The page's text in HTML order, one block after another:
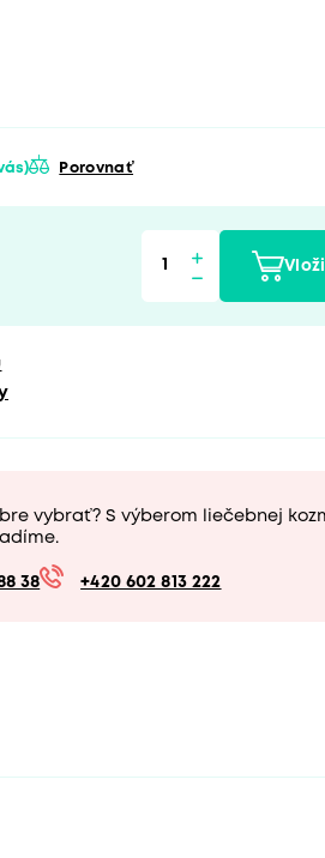
Porovnať
vybrať? S výberom liečebnej
38 +420 602 813 222